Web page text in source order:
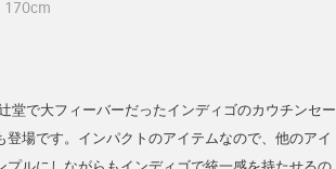
170cm
堂で大フィーバーだったインディゴのカウチンセー
登場です。インパクトのアイテムなので、他のアイ